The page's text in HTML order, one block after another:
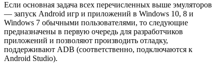
Еcли основная задача всех перечисленных выше эмуляторов
— запуск Android игр и приложений в Windows 10, 8 и
Windows 7 обычными пользователями, то следующие
предназначены в первую очередь для разработчиков
приложений и позволяют производить отладку,
поддерживают ADB (соответственно, подключаются к
Android Studio).